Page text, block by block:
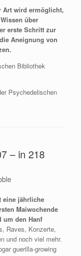
Art wird ermöglicht,
über
erste Schritt zur
Aneignung von
Bibliothek
Psychedelischen
– in 218
eine jährliche
Maiwochende
um den Hanf
Raves, Konzerte,
und noch viel mehr.
guerilla-growing